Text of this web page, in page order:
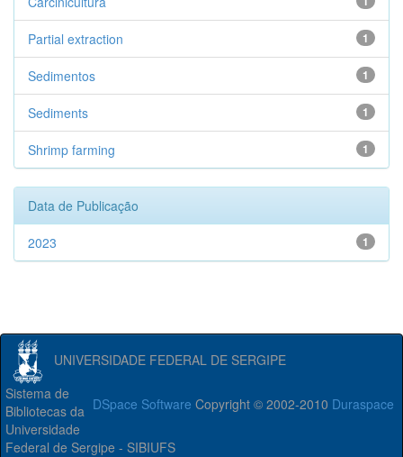
1
Partial extraction
1
Sedimentos
1
Sediments
1
Shrimp farming
Data de Publicação
1
2023
UNIVERSIDADE FEDERAL DE SERGIPE
DSpace Software Copyright © 2002-2010 Duraspace
Sistema de
Bibliotecas da
Universidade
Federal de Sergipe - SIBIUFS